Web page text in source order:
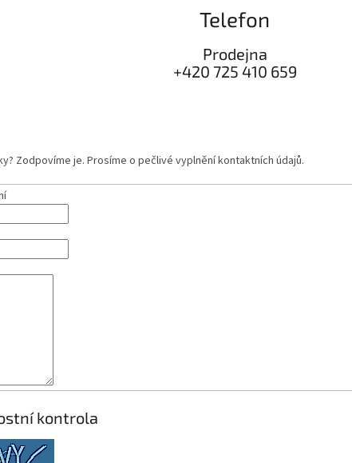
Telefon
Prodejna
+420 725 410 659
Zodpovíme je. Prosíme o pečlivé vyplnění kontaktních údajů.
kontrola